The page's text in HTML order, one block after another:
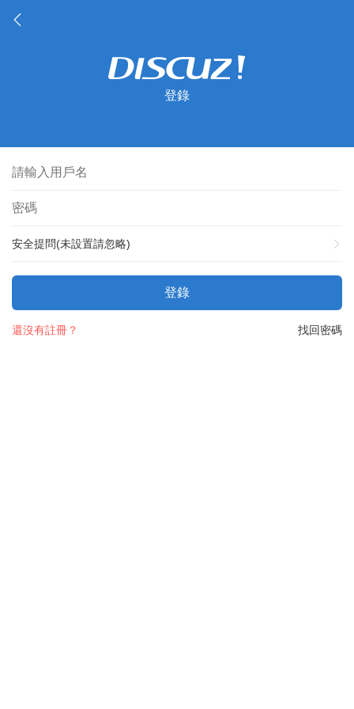
登錄
安全提問(未設置請忽略)
登錄
找回密碼
還沒有註冊？